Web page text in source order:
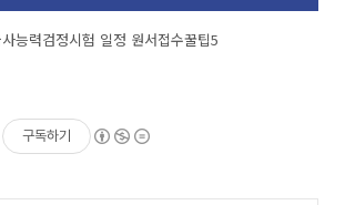
능력검정시험 일정 원서접수꿀팁5
구독하기